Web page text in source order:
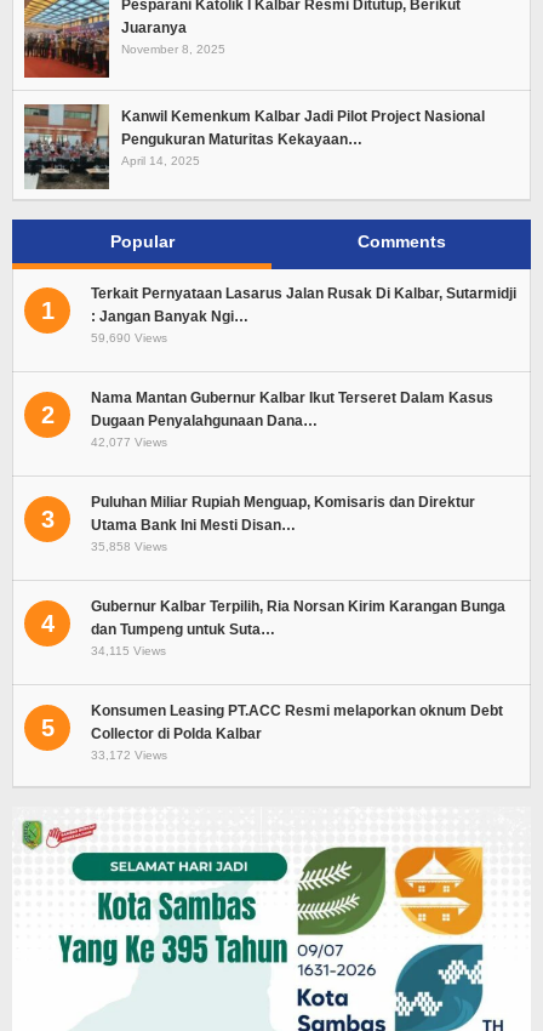
Pesparani Katolik I Kalbar Resmi Ditutup, Berikut
Juaranya
November 8, 2025
Kanwil Kemenkum Kalbar Jadi Pilot Project Nasional
Pengukuran Maturitas Kekayaan…
April 14, 2025
Popular Comments
1
Terkait Pernyataan Lasarus Jalan Rusak Di Kalbar, Sutarmidji
: Jangan Banyak Ngi…
59,690 Views
2
Nama Mantan Gubernur Kalbar Ikut Terseret Dalam Kasus
Dugaan Penyalahgunaan Dana…
42,077 Views
3
Puluhan Miliar Rupiah Menguap, Komisaris dan Direktur
Utama Bank Ini Mesti Disan…
35,858 Views
4
Gubernur Kalbar Terpilih, Ria Norsan Kirim Karangan Bunga
dan Tumpeng untuk Suta…
34,115 Views
5
Konsumen Leasing PT.ACC Resmi melaporkan oknum Debt
Collector di Polda Kalbar
33,172 Views